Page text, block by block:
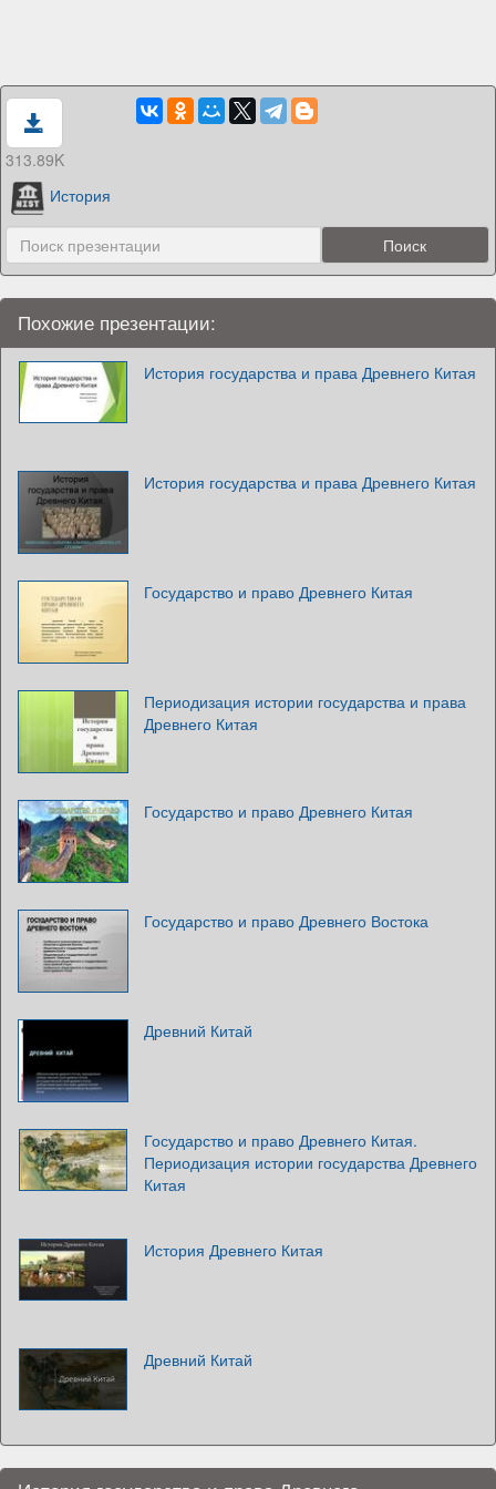
313.89K
История
Похожие презентации:
История государства и права Древнего Китая
История государства и права Древнего Китая
Государство и право Древнего Китая
Периодизация истории государства и права
Древнего Китая
Государство и право Древнего Китая
Государство и право Древнего Востока
Древний Китай
Государство и право Древнего Китая.
Периодизация истории государства Древнего
Китая
История Древнего Китая
Древний Китай